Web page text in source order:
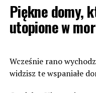
Piękne domy,
utopione w
Wcześnie rano
widzisz te wspaniałe